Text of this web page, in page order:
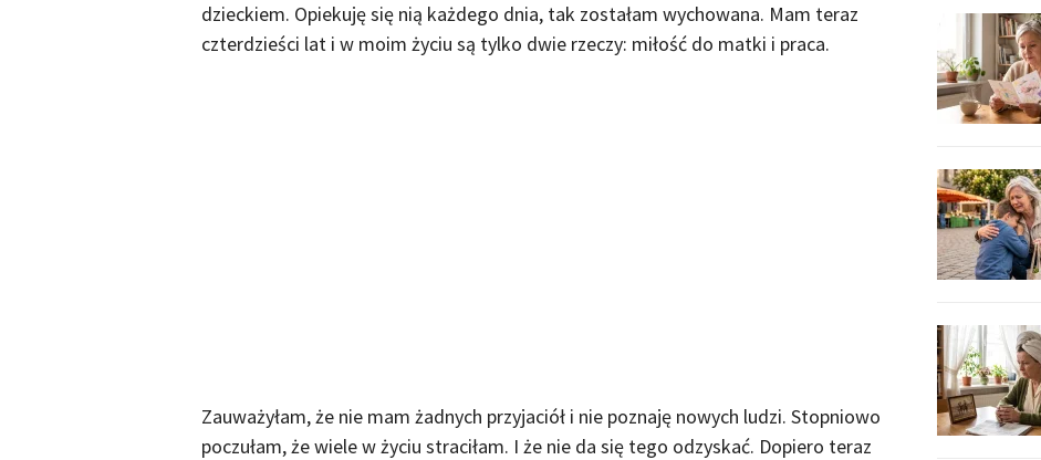
dzieckiem. Opiekuję się nią każdego dnia, tak zostałam wychowana. Mam teraz
czterdzieści lat i w moim życiu są tylko dwie rzeczy: miłość do matki i praca.
Zauważyłam, że nie mam żadnych przyjaciół i nie poznaję nowych ludzi. Stopniowo
poczułam, że wiele w życiu straciłam. I że nie da się tego odzyskać. Dopiero teraz